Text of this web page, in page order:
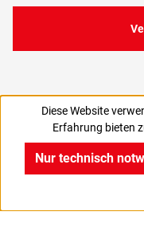
Diese Website
Erfahrung bieten
Nur technisch